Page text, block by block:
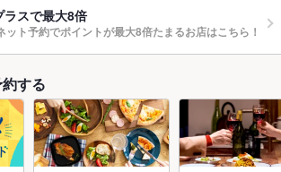
ラスで最大8倍
ット予約でポイントが最大8倍たまるお店はこちら！
する